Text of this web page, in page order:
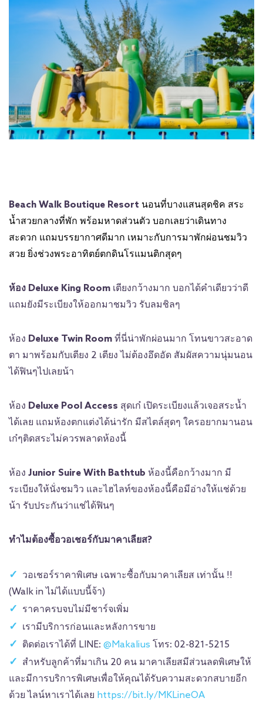
Beach Walk Boutique Resort นอนที่บางแสนสุดชิค สระ
น้ำสวยกลางที่พัก พร้อมหาดส่วนตัว บอกเลยว่าเดินทาง
สะดวก แถมบรรยากาศดีมาก เหมาะกับการมาพักผ่อนชมวิว
สวย ยิ่งช่วงพระอาทิตย์ตกดินโรแมนติกสุดๆ
ห้อง Deluxe King Room เตียงกว้างมาก บอกได้คำเดียวว่าดี
แถมยังมีระเบียงให้ออกมาชมวิว รับลมชิลๆ
ห้อง Deluxe Twin Room ที่นี่น่าพักผ่อนมาก โทนขาวสะอาด
ตา มาพร้อมกับเตียง 2 เตียง ไม่ต้องอึดอัด สัมผัสความนุ่มนอน
ได้ฟินๆไปเลยน้า
ห้อง Deluxe Pool Access สุดเก๋ เปิดระเบียงแล้วเจอสระน้ำ
ได้เลย แถมห้องตกแต่งได้น่ารัก มีสไตล์สุดๆ ใครอยากมานอน
เก๋ๆติดสระไม่ควรพลาดห้องนี้
ห้อง Junior Suire With Bathtub ห้องนี้คือกว้างมาก มี
ระเบียงให้นั่งชมวิว และไฮไลท์ของห้องนี้คือมีอ่างให้แช่ด้วย
น้า รับประกันว่าแช่ได้ฟินๆ
ทำไมต้องซื้อวอเชอร์กับมาคาเลียส?
วอเชอร์ราคาพิเศษ เฉพาะซื้อกับมาคาเลียส เท่านั้น !!
(Walk in ไม่ได้แบบนี้จ้า)
ราคาครบจบไม่มีชาร์จเพิ่ม
เรามีบริการก่อนและหลังการขาย
ติดต่อเราได้ที่ LINE: @Makalius โทร: 02-821-5215
สำหรับลูกค้าที่มาเกิน 20 คน มาคาเลียสมีส่วนลดพิเศษให้
และมีการบริการพิเศษเพื่อให้คุณได้รับความสะดวกสบายอีก
ด้วย ไลน์หาเราได้เลย https://bit.ly/MKLineOA